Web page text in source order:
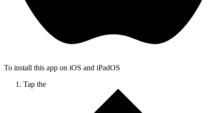
To install this app on iOS and iPadOS
Tap the